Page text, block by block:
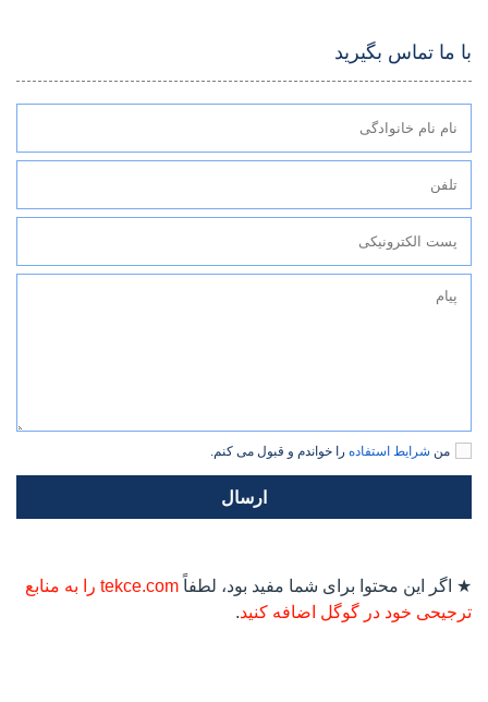
با ما تماس بگیرید
من شرایط استفاده را خواندم و قبول می کنم.
ارسال
★ اگر این محتوا برای شما مفید بود، لطفاً
tekce.com را به منابع
ترجیحی خود در گوگل اضافه کنید.